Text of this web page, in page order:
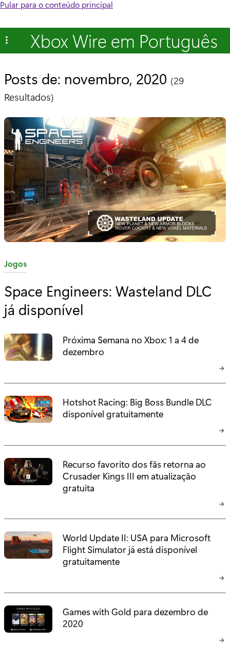
Pular para o conteúdo principal
Xbox Wire em Português
Posts de: novembro, 2020 (29
Resultados)
C
t
e
g
o
r
i
Jogos
Space Engineers: Wasteland DLC
já disponível
Próxima Semana no Xbox: 1 a 4 de
dezembro
Hotshot Racing: Big Boss Bundle DLC
disponível gratuitamente
Recurso favorito dos fãs retorna ao
Crusader Kings III em atualização
gratuita
World Update II: USA para Microsoft
Flight Simulator já está disponível
gratuitamente
Games with Gold para dezembro de
2020